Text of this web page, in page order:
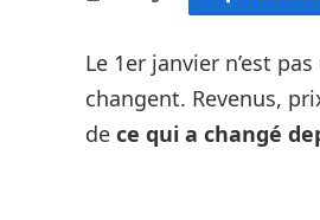
Le 1er janvier n’est
changent. Revenus,
de ce qui a changé